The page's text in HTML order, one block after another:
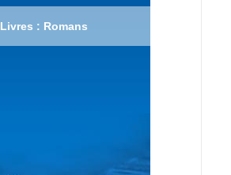
Livres : Romans